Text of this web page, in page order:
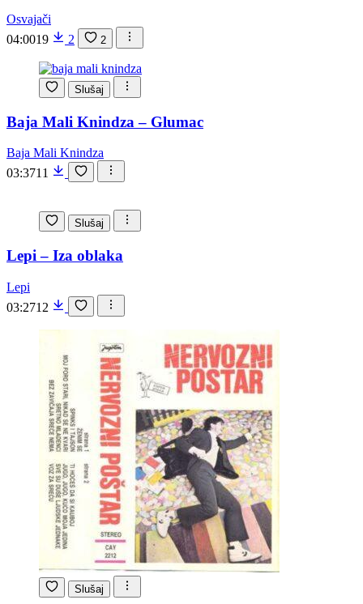
Osvajači
04:0019 2 2
Slušaj
Baja Mali Knindza – Glumac
Baja Mali Knindza
03:3711
Slušaj
Lepi – Iza oblaka
Lepi
03:2712
Slušaj